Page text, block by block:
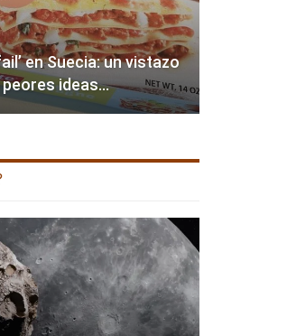
en Suecia: un vistazo
peores ideas…